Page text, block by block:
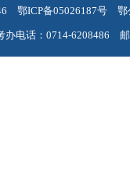
鄂ICP备05026187号 鄂
电话：0714-6208486